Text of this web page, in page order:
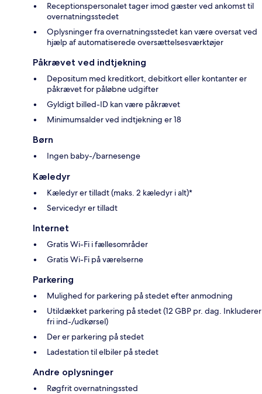
Receptionspersonalet tager imod gæster ved ankomst til
overnatningsstedet
Oplysninger fra overnatningsstedet kan være oversat ved
hjælp af automatiserede oversættelsesværktøjer
Påkrævet ved indtjekning
Depositum med kreditkort, debitkort eller kontanter er
påkrævet for påløbne udgifter
Gyldigt billed-ID kan være påkrævet
Minimumsalder ved indtjekning er 18
Børn
Ingen baby-/barnesenge
Kæledyr
Kæledyr er tilladt (maks. 2 kæledyr i alt)*
Servicedyr er tilladt
Internet
Gratis Wi-Fi i fællesområder
Gratis Wi-Fi på værelserne
Parkering
Mulighed for parkering på stedet efter anmodning
Utildækket parkering på stedet (12 GBP pr. dag. Inkluderer
fri ind-/udkørsel)
Der er parkering på stedet
Ladestation til elbiler på stedet
Andre oplysninger
Røgfrit overnatningssted